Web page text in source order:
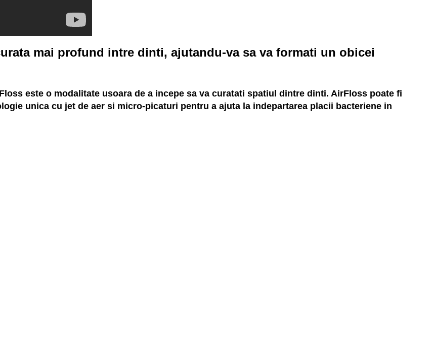
mai profund intre dinti, ajutandu-va sa va formati un obicei
este o modalitate usoara de a incepe sa va curatati spatiul dintre dinti. AirFloss poate fi
unica cu jet de aer si micro-picaturi pentru a ajuta la indepartarea placii bacteriene in